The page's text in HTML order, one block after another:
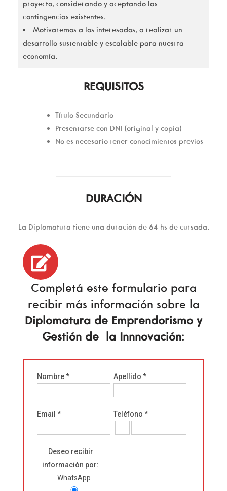
proyecto, considerando y aceptando las
contingencias existentes.
Motivaremos a los interesados, a realizar un
desarrollo sustentable y escalable para nuestra
economía.
REQUISITOS
Título Secundario
Presentarse con DNI (original y copia)
No es necesario tener conocimientos previos
DURACIÓN
La Diplomatura tiene una duración de 64 hs de cursada.
Completá este formulario para
recibir más información sobre la
Diplomatura de Emprendorismo y
Gestión de la Innnovación:
Nombre * Apellido *
Email * Teléfono *
Deseo recibir
información por:
WhatsApp